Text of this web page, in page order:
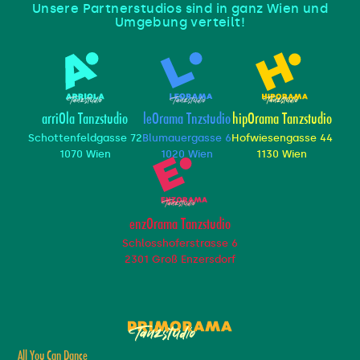
Unsere Partnerstudios sind in ganz Wien und
Umgebung verteilt!
arriOla Tanzstudio
Schottenfeldgasse 72
1070 Wien
leOrama Tnzstudio
Blumauergasse 6
1020 Wien
hipOrama Tanzstudio
Hofwiesengasse 44
1130 Wien
enzOrama Tanzstudio
Schlosshoferstrasse 6
2301 Groß Enzersdorf
All You Can Dance